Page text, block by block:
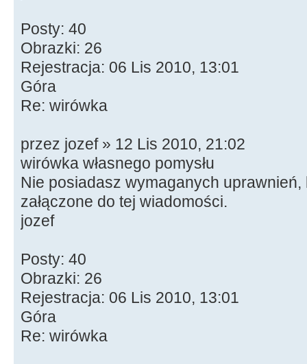
Posty: 40
Obrazki: 26
Rejestracja: 06 Lis 2010, 13:01
Góra
Re: wirówka
przez jozef » 12 Lis 2010, 21:02
wirówka własnego pomysłu
Nie posiadasz wymaganych
załączone do tej wiadomości.
jozef
Posty: 40
Obrazki: 26
Rejestracja: 06 Lis 2010, 13:01
Góra
Re: wirówka